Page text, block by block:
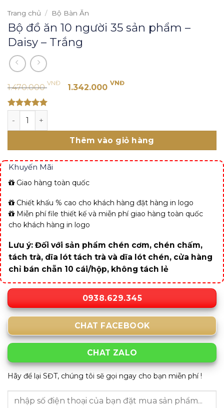
Trang chủ / Bộ Bàn Ăn
Bộ đồ ăn 10 người 35 sản phẩm –
Daisy – Trắng
1.470.000VNĐ
Giá
1.342.000 VNĐGiá
1.342.000 VNĐ.
out of 5
Bộ đồ ăn 10 người 35 sản phẩm - Daisy - Trắng số lượng
Thêm vào giỏ hàng
Khuyến Mãi
Giao hàng toàn quốc
Chiết khấu % cao cho khách hàng đặt hàng in logo
Miễn phí file thiết kế và miễn phí giao hàng toàn quốc
cho khách hàng in logo
Lưu ý: Đối với sản phẩm chén cơm, chén chấm,
tách trà, dĩa lót tách trà và dĩa lót chén, cửa hàng
chỉ bán chẵn 10 cái/hộp, không tách lẻ
0938.629.345
CHAT FACEBOOK
CHAT ZALO
Hãy để lại SĐT, chúng tôi sẽ gọi ngay cho bạn miễn phí !